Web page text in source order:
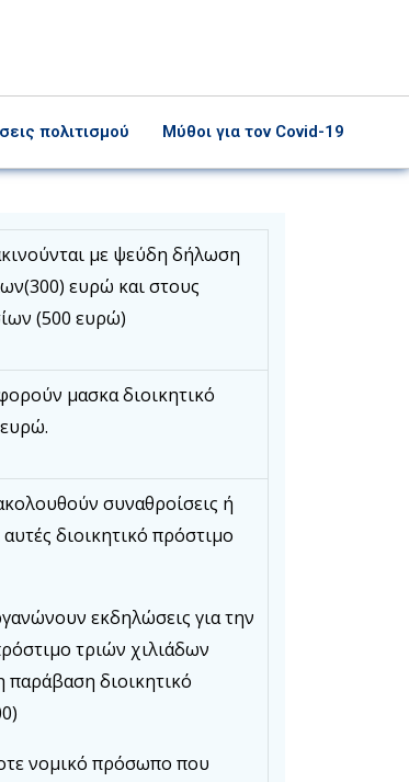
πολιτισμού Μύθοι για τον Covid-19
με ψεύδη δήλωση
ευρώ και στους
(500 ευρώ)
μασκα διοικητικό
συναθροίσεις ή
διοικητικό πρόστιμο
εκδηλώσεις για την
τριών χιλιάδων
παράβαση διοικητικό
νομικό πρόσωπο που